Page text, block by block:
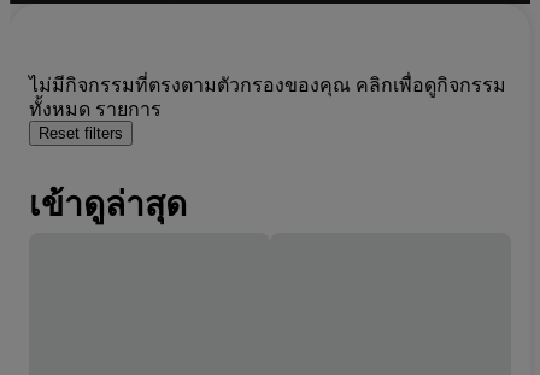
ไม่มีกิจกรรมที่ตรงตามตัวกรองของคุณ คลิกเพื่อดูกิจกรรม
ทั้งหมด รายการ
Reset filters
เข้าดูล่าสุด